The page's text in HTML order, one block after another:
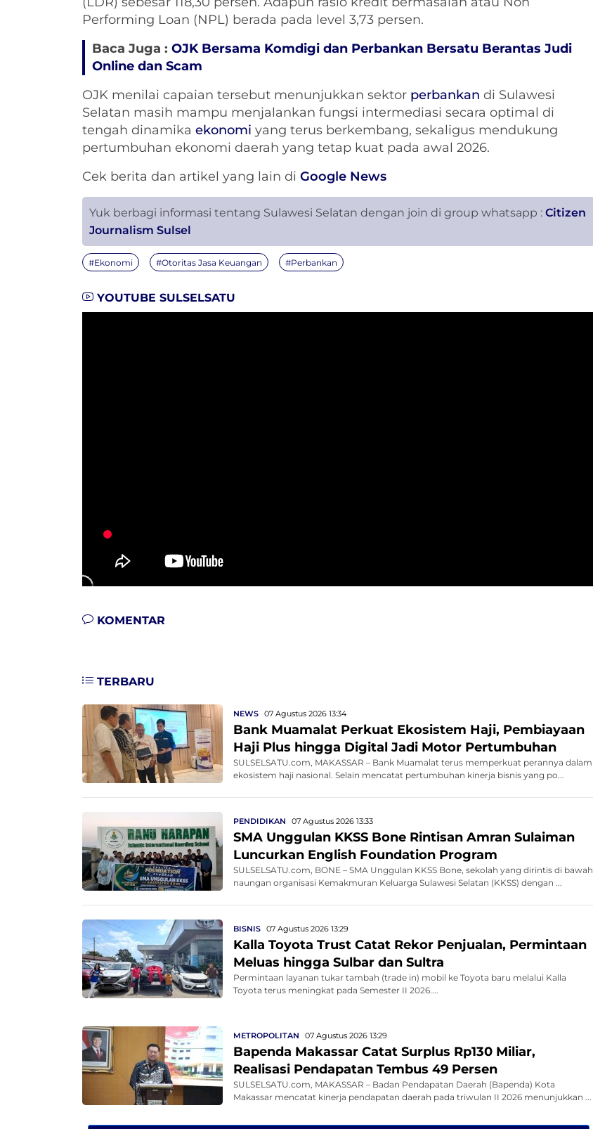
Performing Loan (NPL) berada pada level 3,73 persen.
Baca Juga : OJK Bersama Komdigi dan Perbankan Bersatu Berantas Judi
Online dan Scam
OJK menilai capaian tersebut menunjukkan sektor perbankan di Sulawesi
Selatan masih mampu menjalankan fungsi intermediasi secara optimal di
tengah dinamika ekonomi yang terus berkembang, sekaligus mendukung
pertumbuhan ekonomi daerah yang tetap kuat pada awal 2026.
Cek berita dan artikel yang lain di Google News
Yuk berbagi informasi tentang Sulawesi Selatan dengan join di group whatsapp : Citizen
Journalism Sulsel
#Ekonomi #Otoritas Jasa Keuangan #Perbankan
YOUTUBE SULSELSATU
KOMENTAR
TERBARU
NEWS 07 Agustus 2026 13:34
Bank Muamalat Perkuat Ekosistem Haji, Pembiayaan
Haji Plus hingga Digital Jadi Motor Pertumbuhan
SULSELSATU.com, MAKASSAR – Bank Muamalat terus memperkuat perannya dalam
ekosistem haji nasional. Selain mencatat pertumbuhan kinerja bisnis yang po...
PENDIDIKAN 07 Agustus 2026 13:33
SMA Unggulan KKSS Bone Rintisan Amran Sulaiman
Luncurkan English Foundation Program
SULSELSATU.com, BONE – SMA Unggulan KKSS Bone, sekolah yang dirintis di bawah
naungan organisasi Kemakmuran Keluarga Sulawesi Selatan (KKSS) dengan ...
BISNIS 07 Agustus 2026 13:29
Kalla Toyota Trust Catat Rekor Penjualan, Permintaan
Meluas hingga Sulbar dan Sultra
Permintaan layanan tukar tambah (trade in) mobil ke Toyota baru melalui Kalla
Toyota terus meningkat pada Semester II 2026....
METROPOLITAN 07 Agustus 2026 13:29
Bapenda Makassar Catat Surplus Rp130 Miliar,
Realisasi Pendapatan Tembus 49 Persen
SULSELSATU.com, MAKASSAR – Badan Pendapatan Daerah (Bapenda) Kota
Makassar mencatat kinerja pendapatan daerah pada triwulan II 2026 menunjukkan ...